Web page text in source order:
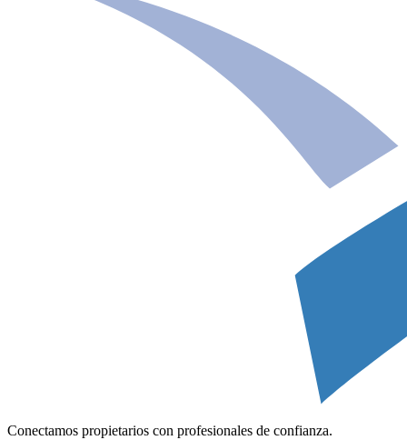
Conectamos propietarios con profesionales de confianza.